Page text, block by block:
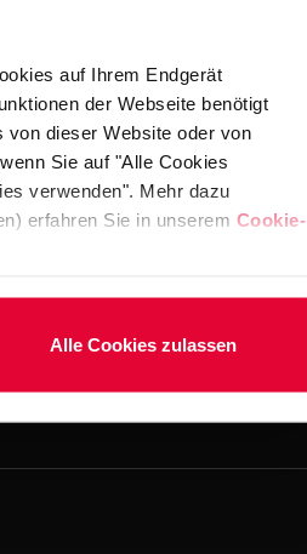
auf Ihrem Endgerät
der Webseite benötigt
von dieser Website oder von
Sie auf "Alle Cookies
verwenden". Mehr dazu
erfahren Sie in unserem Cookie-
Alle Cookies zulassen
BEKAPOOL